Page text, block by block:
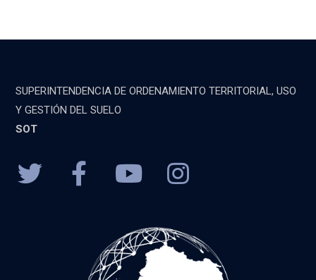
SUPERINTENDENCIA DE ORDENAMIENTO TERRITORIAL, USO
Y GESTIÓN DEL SUELO
SOT